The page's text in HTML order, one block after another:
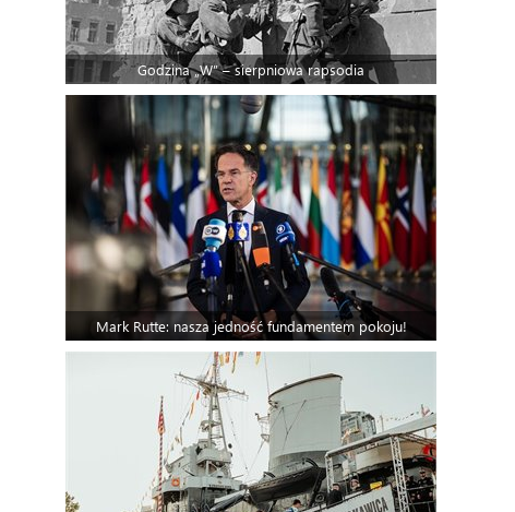
Godzina „W” – sierpniowa rapsodia
Mark Rutte: nasza jedność fundamentem pokoju!